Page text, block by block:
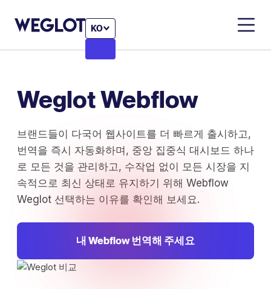
KO
Weglot Webflow
브랜드들이 다국어 웹사이트를 더 빠르게 출시하고,
번역을 즉시 자동화하며, 중앙 집중식 대시보드 하나
로 모든 것을 관리하고, 수작업 없이 모든 시장을 지
속적으로 최신 상태로 유지하기 위해 Webflow
Weglot 선택하는 이유를 확인해 보세요.
내 Webflow 번역해 주세요